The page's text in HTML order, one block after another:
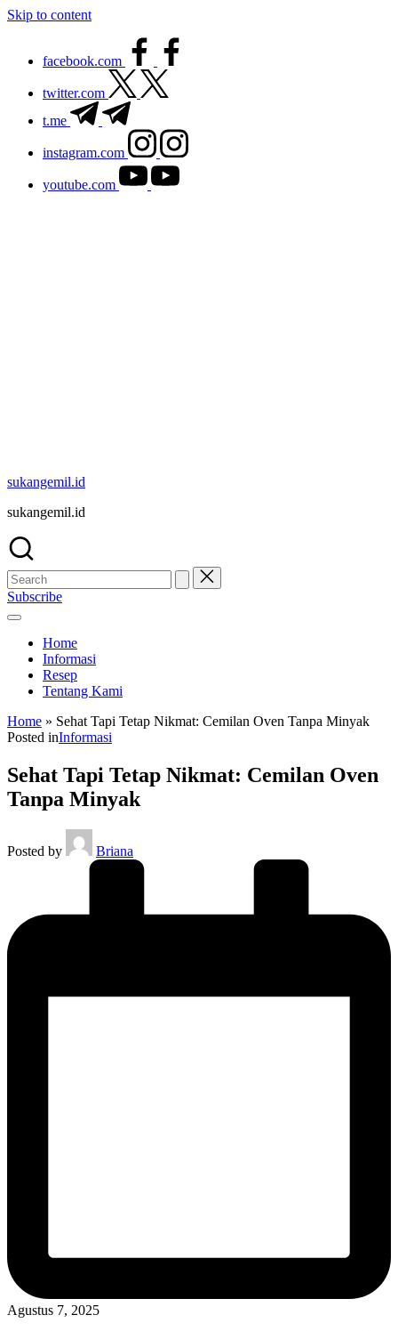
Skip to content
facebook.com
twitter.com
t.me
instagram.com
youtube.com
sukangemil.id
sukangemil.id
Subscribe
Home
Informasi
Resep
Tentang Kami
Home » Sehat Tapi Tetap Nikmat: Cemilan Oven Tanpa Minyak
Posted inInformasi
Sehat Tapi Tetap Nikmat: Cemilan Oven
Tanpa Minyak
Posted by Briana
Agustus 7, 2025